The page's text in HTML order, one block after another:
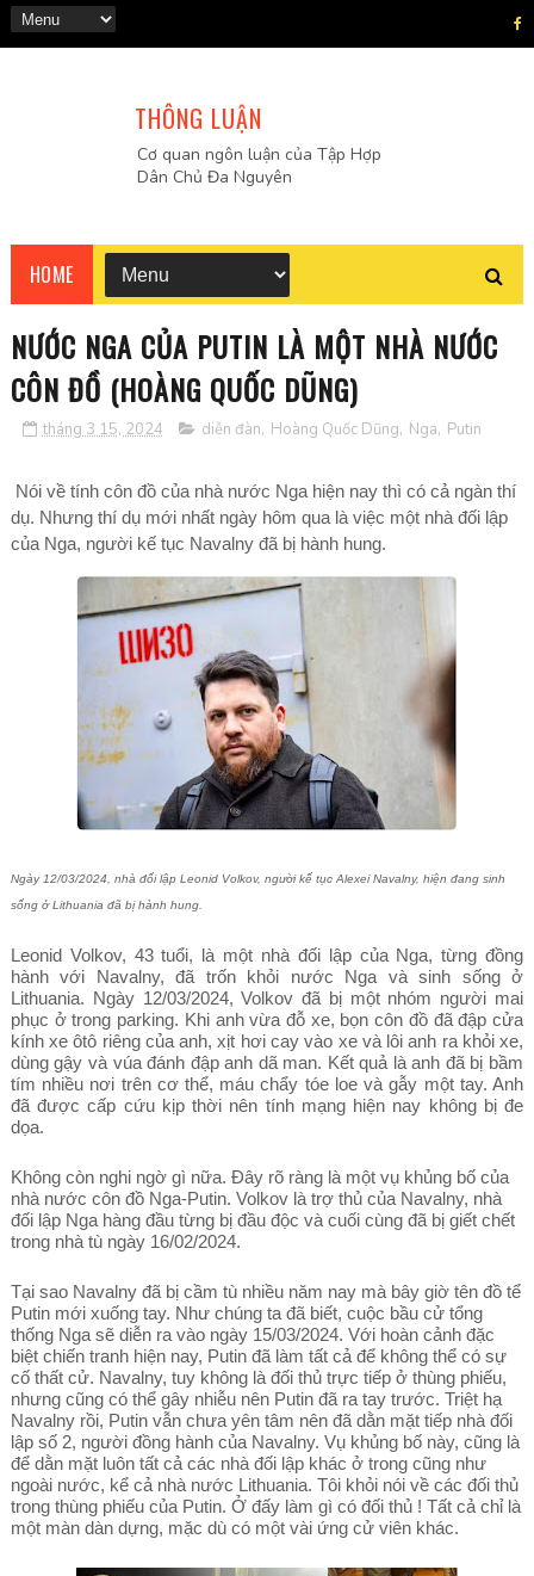
THÔNG LUẬN
Cơ quan ngôn luận của Tập Hợp
Dân Chủ Đa Nguyên
HOME
NƯỚC NGA CỦA PUTIN LÀ MỘT NHÀ NƯỚC
CÔN ĐỒ (HOÀNG QUỐC DŨNG)
tháng 3 15, 2024 diễn đàn, Hoàng Quốc Dũng, Nga, Putin
Nói về tính côn đồ của nhà nước Nga hiện nay thì có cả ngàn thí
dụ. Nhưng thí dụ mới nhất ngày hôm qua là việc một nhà đối lập
của Nga, người kế tục Navalny đã bị hành hung.
Ngày 12/03/2024, nhà đối lập Leonid Volkov, người kế tục Alexei Navalny, hiện đang sinh
sống ở Lithuania đã bị hành hung.
Leonid Volkov, 43 tuổi, là một nhà đối lập của Nga, từng đồng
hành với Navalny, đã trốn khỏi nước Nga và sinh sống ở
Lithuania. Ngày 12/03/2024, Volkov đã bị một nhóm người mai
phục ở trong parking. Khi anh vừa đỗ xe, bọn côn đồ đã đập cửa
kính xe ôtô riêng của anh, xịt hơi cay vào xe và lôi anh ra khỏi xe,
dùng gậy và vúa đánh đập anh dã man. Kết quả là anh đã bị bầm
tím nhiều nơi trên cơ thể, máu chẩy tóe loe và gẫy một tay. Anh
đã được cấp cứu kịp thời nên tính mạng hiện nay không bị đe
dọa.
Không còn nghi ngờ gì nữa. Đây rõ ràng là một vụ khủng bố của
nhà nước côn đồ Nga-Putin. Volkov là trợ thủ của Navalny, nhà
đối lập Nga hàng đầu từng bị đầu độc và cuối cùng đã bị giết chết
trong nhà tù ngày 16/02/2024.
Tại sao Navalny đã bị cầm tù nhiều năm nay mà bây giờ tên đồ tể
Putin mới xuống tay. Như chúng ta đã biết, cuộc bầu cử tổng
thống Nga sẽ diễn ra vào ngày 15/03/2024. Với hoàn cảnh đặc
biệt chiến tranh hiện nay, Putin đã làm tất cả để không thể có sự
cố thất cử. Navalny, tuy không là đối thủ trực tiếp ở thùng phiếu,
nhưng cũng có thể gây nhiễu nên Putin đã ra tay trước. Triệt hạ
Navalny rồi, Putin vẫn chưa yên tâm nên đã dằn mặt tiếp nhà đối
lập số 2, người đồng hành của Navalny. Vụ khủng bố này, cũng là
để dằn mặt luôn tất cả các nhà đối lập khác ở trong cũng như
ngoài nước, kể cả nhà nước Lithuania. Tôi khỏi nói về các đối thủ
trong thùng phiếu của Putin. Ở đấy làm gì có đối thủ ! Tất cả chỉ là
một màn dàn dựng, mặc dù có một vài ứng cử viên khác.